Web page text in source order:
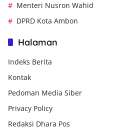
Menteri Nusron Wahid
DPRD Kota Ambon
Halaman
Indeks Berita
Kontak
Pedoman Media Siber
Privacy Policy
Redaksi Dhara Pos